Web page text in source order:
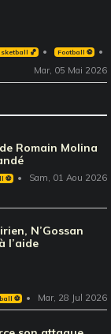
🏀 Football ⚽️
Mar, 05 Mai 2026
Romain Molina
⚽️ Sam, 01 Aou 2026
N’Gossan
l’aide
⚽️ Mar, 28 Jul 2026